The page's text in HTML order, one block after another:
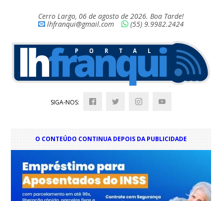
Cerro Largo, 06 de agosto de 2026. Boa Tarde!
lhfranqui@gmail.com
(55) 9.9982.2424
SIGA-NOS:
O CONTEÚDO CONTINUA DEPOIS DA PUBLICIDADE